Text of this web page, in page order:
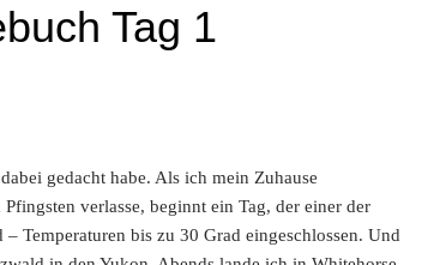
Tag 1
gedacht habe. Als ich mein Zuhause
verlasse, beginnt ein Tag, der einer der
Temperaturen bis zu 30 Grad eingeschlossen. Und